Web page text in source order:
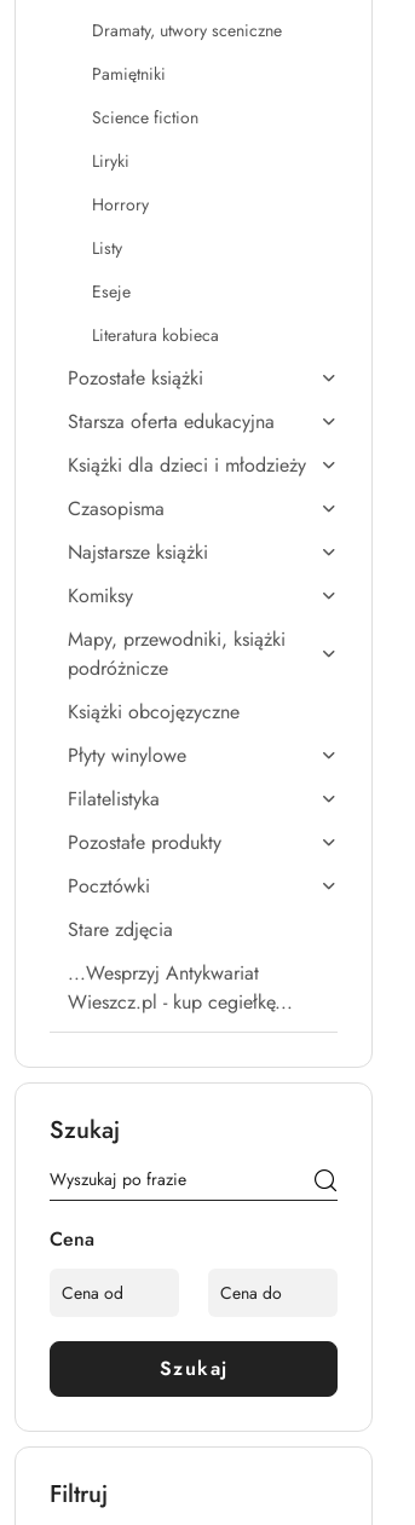
Dramaty, utwory sceniczne
Pamiętniki
Science fiction
Liryki
Horrory
Listy
Eseje
Literatura kobieca
Pozostałe książki
Starsza oferta edukacyjna
Książki dla dzieci i młodzieży
Czasopisma
Najstarsze książki
Komiksy
Mapy, przewodniki, książki
podróżnicze
Książki obcojęzyczne
Płyty winylowe
Filatelistyka
Pozostałe produkty
Pocztówki
Stare zdjęcia
...Wesprzyj Antykwariat
Wieszcz.pl - kup cegiełkę...
Szukaj
Cena
Szukaj
Filtruj